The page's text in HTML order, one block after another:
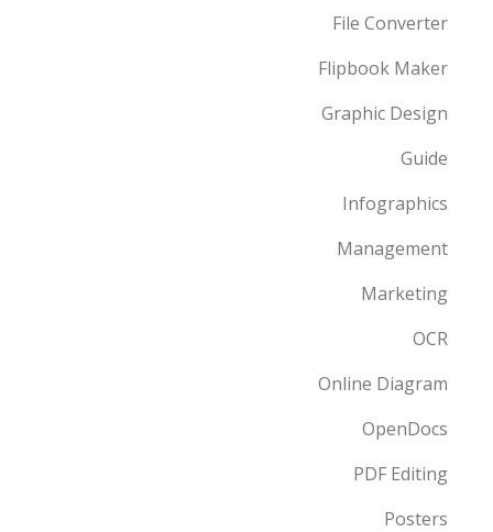
File Converter
Flipbook Maker
Graphic Design
Guide
Infographics
Management
Marketing
OCR
Online Diagram
OpenDocs
PDF Editing
Posters